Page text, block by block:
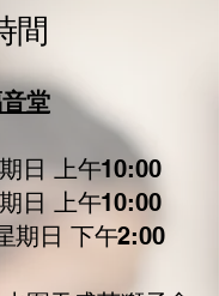
間
堂
日 上午10:00
日 上午10:00
期日 下午2:00